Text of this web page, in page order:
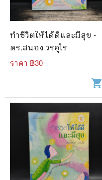
ทำชีวิตให้ได้ดีและมีสุข -
ดร.สนอง วรอุไร
ราคา ฿30
shopping_cart